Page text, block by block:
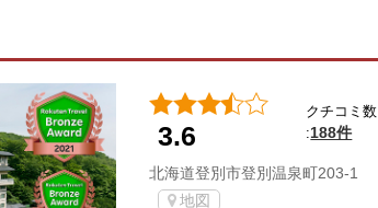
3.6
クチコミ数
:188件
北海道登別市登別温泉町203-1
地図